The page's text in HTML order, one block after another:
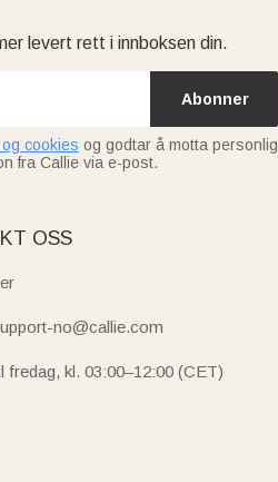
levert rett i innboksen din.
Abonner
cookies og godtar å motta personlig
fra Callie via e-post.
OSS
no@callie.com
fredag, kl. 03:00–12:00 (CET)